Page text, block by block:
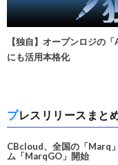
【独自】オープンロジの
にも活用本格化
プレスリリースまと
CBcloud、全国の「Marq
ム「MarqGO」開始